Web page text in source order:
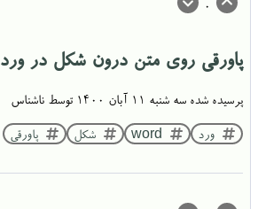
0
پاورقی روی متن درون شکل در ورد
پرسیده شده سه شنبه ۱۱ آبان ۱۴۰۰ توسط ناشناس
ورد word شکل پاورقی